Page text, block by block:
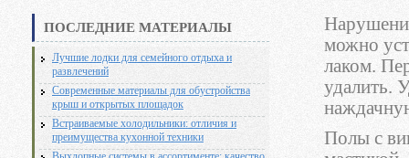
ПОСЛЕДНИЕ МАТЕРИАЛЫ
Лучшие лодки для семейного отдыха и
развлечений
Современные материалы для обустройства
крыш и открытых площадок
Встраиваемые холодильники: отличия и
преимущества кухонной техники
можно
лаком.
удалить.
Полы с